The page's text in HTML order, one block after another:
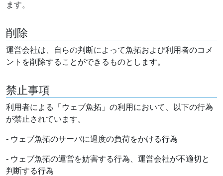
ます。
削除
運営会社は、自らの判断によって魚拓および利用者のコメ
ントを削除することができるものとします。
禁止事項
利用者による「ウェブ魚拓」の利用において、以下の行為
が禁止されています。
- ウェブ魚拓のサーバに過度の負荷をかける行為
- ウェブ魚拓の運営を妨害する行為、運営会社が不適切と
判断する行為